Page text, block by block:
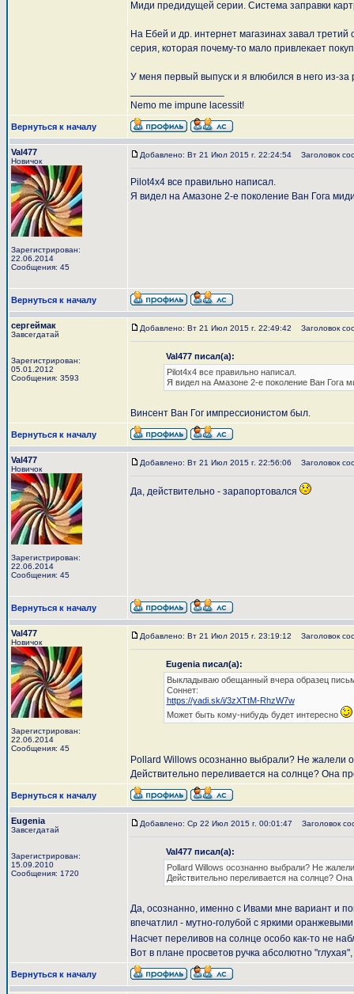
Миди предидущей серии. Система заправки
На Ебей и др. интернет магазинах завал
серия, которая почему-то мало привлекает
У меня первый выпуск и я влюбился в него из-за
Nemo me impune lacessit!
Вернуться к началу
Val477
Новичок
Зарегистрирован:
22.06.2014
Сообщения: 45
Добавлено: Вт 21 Июл 2015 г. 22:24:54 Заголовок
Pilot4x4 все правильно написал.
Я видел на Амазоне 2-е поколение Ван Гога
Вернуться к началу
сергеймак
Завсегдатай
Зарегистрирован:
05.01.2012
Сообщения: 3593
Добавлено: Вт 21 Июл 2015 г. 22:49:42 Заголовок
Val477 писал(а):
Pilot4x4 все правильно написал.
Я видел на Амазоне 2-е поколение Ван Гога
Винсент Ван Гог импрессионистом был.
Вернуться к началу
Val477
Новичок
Зарегистрирован:
22.06.2014
Сообщения: 45
Добавлено: Вт 21 Июл 2015 г. 22:56:06 Заголовок
Да, действительно - зарапортовался
Вернуться к началу
Val477
Новичок
Зарегистрирован:
22.06.2014
Сообщения: 45
Добавлено: Вт 21 Июл 2015 г. 23:19:12 Заголовок
Eugenia писал(а):
Выкладываю обещанный вчера образец
Соннет:
https://yadi.sk/i/3zXTtM-RhzW7w
Может быть кому-нибудь будет интересно
Pollard Willows осознанно выбрали? Не жалели
Действительно переливается на солнце? Она
Вернуться к началу
Eugenia
Завсегдатай
Зарегистрирован:
15.09.2010
Сообщения: 1720
Добавлено: Ср 22 Июл 2015 г. 00:01:47 Заголовок
Val477 писал(а):
Pollard Willows осознанно выбрали? Не
Действительно переливается на солнце?
Да, осознанно, именно с Ивами мне вариант и
впечатлил - мутно-голубой с яркими
Насчет переливов на солнце особо как-то не
Вот в плане просветов ручка абсолютно
Вернуться к началу